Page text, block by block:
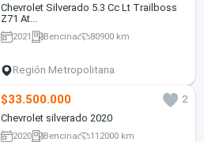
Chevrolet Silverado 5.3 Cc Lt Trailboss
Z71 At...
2021 Bencina 80900 km
Región Metropolitana
$33.500.000
2
Chevrolet silverado 2020
2020 Bencina 112000 km